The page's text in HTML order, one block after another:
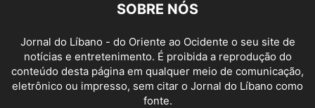
SOBRE NÓS
Jornal do Líbano - do Oriente ao Ocidente o seu site de
notícias e entretenimento. É proibida a reprodução do
conteúdo desta página em qualquer meio de comunicação,
eletrônico ou impresso, sem citar o Jornal do Líbano como
fonte.